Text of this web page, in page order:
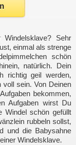
Sehr
einmal als strenge
schön
natürlich. Dein
richtig geil werden,
sein. Von Deinen
bekommen,
Aufgaben wirst Du
Windel schön gefüllt
rubbeln sollst,
und die Babysahne
Windelsklave.